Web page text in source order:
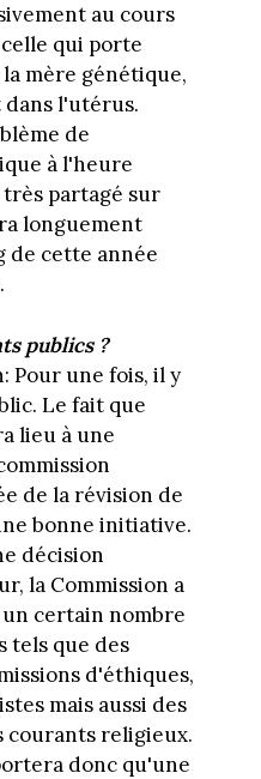
au cours
qui porte
mère génétique,
l'utérus.
de
à l'heure
partagé sur
longuement
de cette année
publics ?
Pour une fois, il y
Le fait que
lieu à une
de la révision de
bonne initiative.
décision
la Commission a
certain nombre
tels que des
d'éthiques,
mais aussi des
courants religieux.
donc qu'une